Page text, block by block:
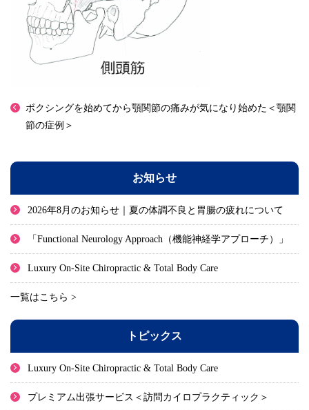
ボクシングを始めてから顎関節の痛みが気になり始めた＜顎関
節の症例＞
お知らせ
2026年8月のお知らせ｜夏の体調不良と胃腸の疲れについて
「Functional Neurology Approach（機能神経学アプローチ）」
Luxury On-Site Chiropractic & Total Body Care
一覧はこちら >
トピックス
Luxury On-Site Chiropractic & Total Body Care
プレミアム出張サービス＜訪問カイロプラクティック＞